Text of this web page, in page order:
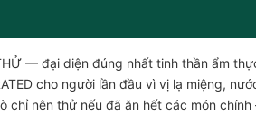
— đại diện đúng nhất tinh thần ẩm
cho người lần đầu vì vị lạ miệng,
chỉ nên thử nếu đã ăn hết các món